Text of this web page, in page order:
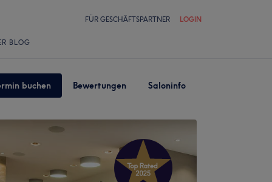
FÜR GESCHÄFTSPARTNER LOGIN
BLOG
buchen Bewertungen Saloninfo